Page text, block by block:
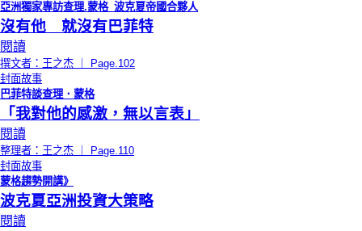
亞洲獨家專訪查理.蒙格_波克夏帝國合夥人
沒有他 就沒有巴菲特
閱讀
撰文者：王之杰 ｜ Page.102
封面故事
巴菲特談查理．蒙格
「我對他的感激，無以言表」
閱讀
整理者：王之杰 ｜ Page.110
封面故事
蒙格趨勢開講》
波克夏亞洲投資大策略
閱讀